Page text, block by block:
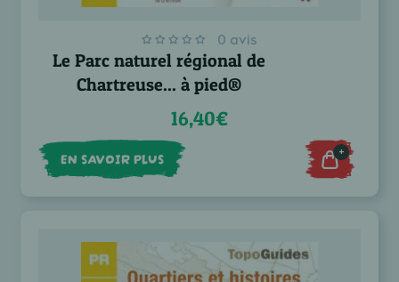
0 avis
Le Parc naturel régional de
Chartreuse... à pied®
16,40€
EN SAVOIR PLUS +